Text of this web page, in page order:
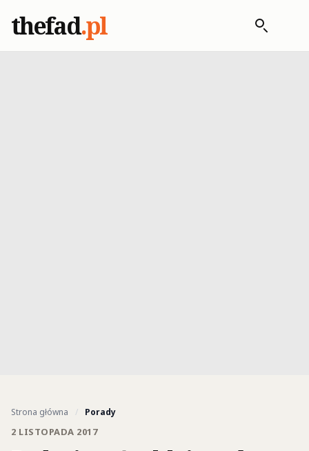
thefad.pl
Strona główna / Porady
2 LISTOPADA 2017